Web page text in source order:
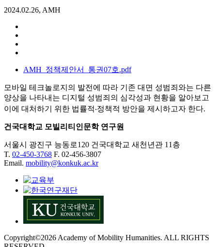
2024.02.26, AMH
AMH_정책제안서_통권07호.pdf
모바일 테크놀로지의 발전에 따라 기존 대면 성범죄와는 다른
양상을 나타내는 디지털 성범죄의 심각성과 현황을 알아보고
이에 대처하기 위한 법률적‧정책적 방안을 제시하고자 한다.
건국대학교 모빌리티인문학 연구원
서울시 광진구 능동로120 건국대학교 새천년관 11층
T. 02-450-3768 F. 02-456-3807
Email. mobility@konkuk.ac.kr
Copyright©2026 Academy of Mobility Humanities. ALL RIGHTS